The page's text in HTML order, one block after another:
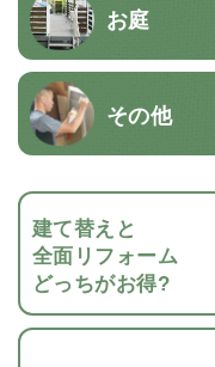
お庭
その他
建て替えと
全面リフォーム
どっちがお得?